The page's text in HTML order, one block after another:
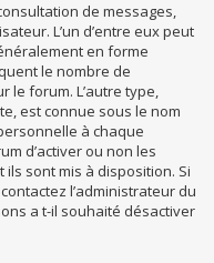
de messages,
L’un d’entre eux peut
en forme
le nombre de
le forum. L’autre type,
est connue sous le nom
à chaque
d’activer ou non les
sont mis à disposition. Si
l’administrateur du
a t-il souhaité désactiver